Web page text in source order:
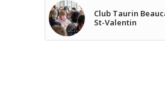
Club Taurin
St-Valentin